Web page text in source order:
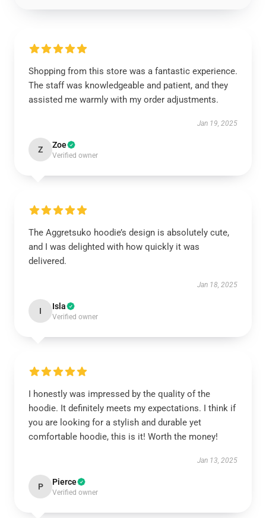
Shopping from this store was a fantastic experience.
The staff was knowledgeable and patient, and they
assisted me warmly with my order adjustments.
Jan 19, 2025
Z Zoe
Verified owner
The Aggretsuko hoodie’s design is absolutely cute,
and I was delighted with how quickly it was
delivered.
Jan 18, 2025
I Isla
Verified owner
I honestly was impressed by the quality of the
hoodie. It definitely meets my expectations. I think if
you are looking for a stylish and durable yet
comfortable hoodie, this is it! Worth the money!
Jan 13, 2025
P Pierce
Verified owner